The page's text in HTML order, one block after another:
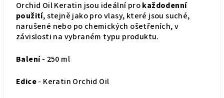
Orchid Oil Keratin jsou ideální prokaždodenní
použití, stejně jako pro vlasy, které jsou suché,
narušené nebo po chemických ošetřeních, v
závislosti na vybraném typu produktu.
Balení- 250 ml
Edice- Keratin Orchid Oil